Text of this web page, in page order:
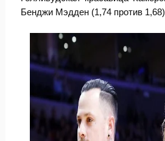
Бенджи Мэдден (1,74 против 1,68)